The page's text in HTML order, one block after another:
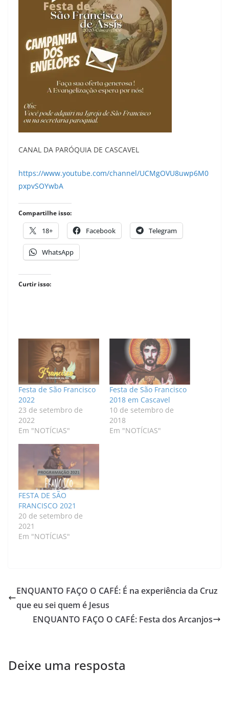
CANAL DA PARÓQUIA DE CASCAVEL
https://www.youtube.com/channel/UCMgOVU8uwp6M0
pxpvSOYwbA
Compartilhe isso:
18+ Facebook Telegram
WhatsApp
Curtir isso:
Festa de São Francisco
2022
23 de setembro de
2022
Em "NOTÍCIAS"
Festa de São Francisco
2018 em Cascavel
10 de setembro de
2018
Em "NOTÍCIAS"
FESTA DE SÃO
FRANCISCO 2021
20 de setembro de
2021
Em "NOTÍCIAS"
ENQUANTO FAÇO O CAFÉ: É na experiência da Cruz
que eu sei quem é Jesus
ENQUANTO FAÇO O CAFÉ: Festa dos Arcanjos
Deixe uma resposta